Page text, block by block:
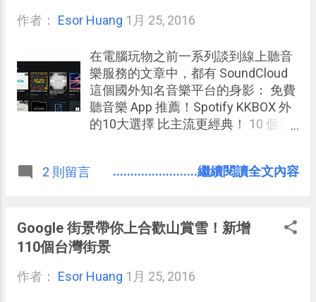
是功能最豐富或強大的郵件服務，在
可以和 Evernote 與其他雲端服務整合
的 CloudMagic 要強大得多，微軟的
Outlook App 還內建行事曆，而
Google 自己的 Gmail 則有雲端傳檔等
好用功能。那麼， Google Inbox 有什
作者： Esor Huang 1月 25, 2016
在電腦玩物之前一系列談到線上聽音
樂服務的文章中，都有 SoundCloud
這個國外知名音樂平台的身影： 免費
聽音樂 App 推薦！Spotify KKBOX 外
的10大選擇 比主流更經典！ 10 個台
你收藏！ SoundCloud 就像是音樂曲
同的原創歌曲，也可以搜尋喜愛的音
樂類型，那是一個最棒的音樂寶庫。
網頁版， 現在有 SoundCloud 的愛好
2 則留言 ........................繼續閱讀全文內容
Google 街景帶你上合歡山賞雪！新增
110個台灣街景
作者： Esor Huang 1月 25, 2016